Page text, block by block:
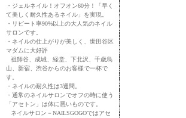
・ジェルネイル！オフオン60分！「早く
て美しく耐久性あるネイル」を実現。
・リピート率90%以上の大人気のネイル
サロンです。
・ネイルの仕上がりが美しく、世田谷区
マダムに大好評
祖師谷、成城、経堂、下北沢、千歳烏
山、新宿、渋谷からのお客様で一杯で
す。
・ネイルの耐久性は3週間。
・通常のネイルサロンでオフの時に使う
「アセトン」は体に悪いものです。
ネイルサロン－NAILSGOGOではアセ